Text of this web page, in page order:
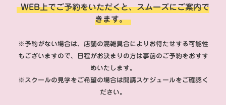
WEB上でご予約をいただくと、スムーズにご案内で
きます。
※予約がない場合は、店舗の混雑具合によりお待たせする可能性
もございますので、日程がお決まりの方は事前のご予約をおすす
めいたします。
※スクールの見学をご希望の場合は開講スケジュールをご確認く
ださい。